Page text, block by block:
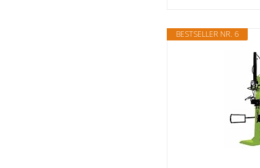
BESTSELLER NR. 6